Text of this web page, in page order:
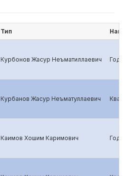
Тип
Курбонов Жасур Неъматиллаевич
Курбанов Жасур Неъматуллаевич
Каимов Хошим Каримович